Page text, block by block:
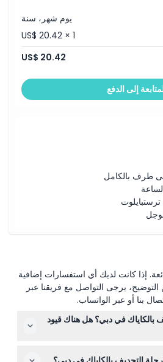
يوم شهر، سنة
US$ 20.42 × 1
US$ 20.42
إلى الدفع
طرف بالكامل
إذا كانت لديك أي استفسارات إضافية
يرجى التواصل مع فريقنا عبر
بنا أو عبر الواتساب.
بالكاياك في دبي؟ هل هناك قيود